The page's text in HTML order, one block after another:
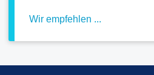
Wir empfehlen ...